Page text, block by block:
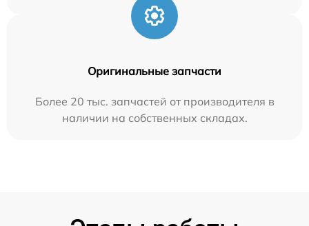
Оригинальные запчасти
Более 20 тыс. запчастей от производителя в
наличии на собственных складах.